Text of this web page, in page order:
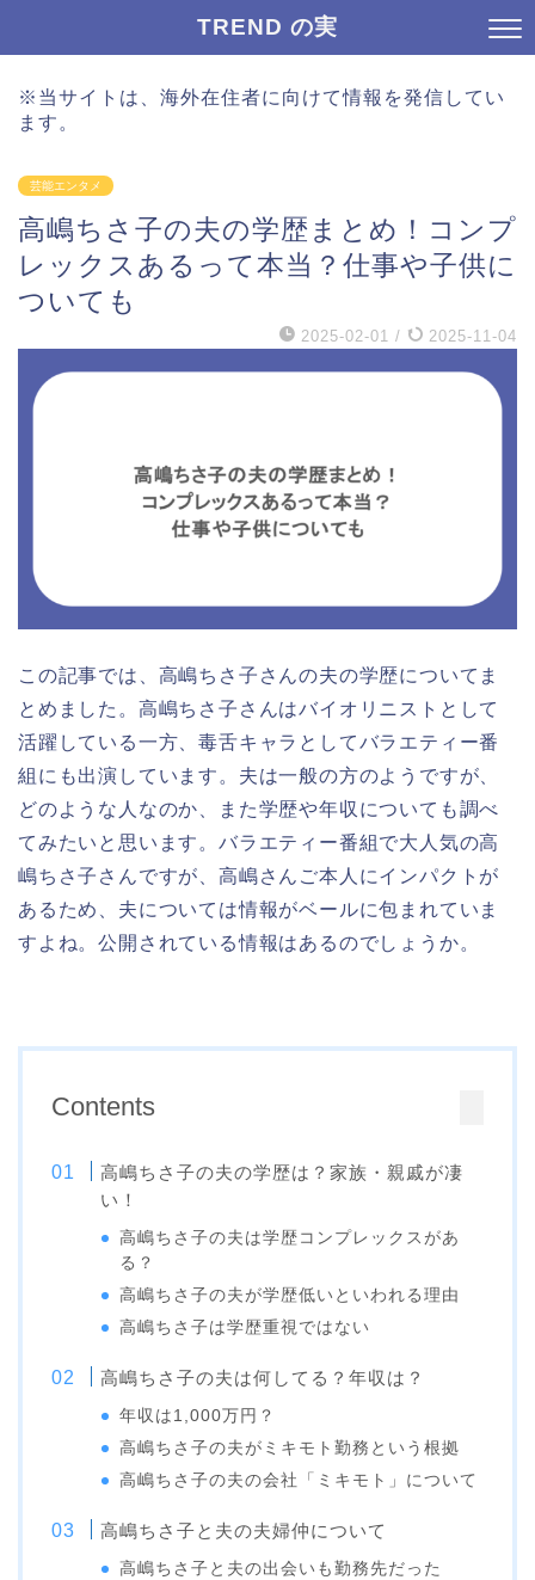
TREND の実
※当サイトは、海外在住者に向けて情報を発信してい
ます。
芸能エンタメ
高嶋ちさ子の夫の学歴まとめ！コンプ
レックスあるって本当？仕事や子供に
ついても
2025-02-01 / 2025-11-04
この記事では、高嶋ちさ子さんの夫の学歴についてま
とめました。高嶋ちさ子さんはバイオリニストとして
活躍している一方、毒舌キャラとしてバラエティー番
組にも出演しています。夫は一般の方のようですが、
どのような人なのか、また学歴や年収についても調べ
てみたいと思います。バラエティー番組で大人気の高
嶋ちさ子さんですが、高嶋さんご本人にインパクトが
あるため、夫については情報がベールに包まれていま
すよね。公開されている情報はあるのでしょうか。
Contents
高嶋ちさ子の夫の学歴は？家族・親戚が凄
い！
高嶋ちさ子の夫は学歴コンプレックスがあ
る？
高嶋ちさ子の夫が学歴低いといわれる理由
高嶋ちさ子は学歴重視ではない
高嶋ちさ子の夫は何してる？年収は？
年収は1,000万円？
高嶋ちさ子の夫がミキモト勤務という根拠
高嶋ちさ子の夫の会社「ミキモト」について
高嶋ちさ子と夫の夫婦仲について
高嶋ちさ子と夫の出会いも勤務先だった